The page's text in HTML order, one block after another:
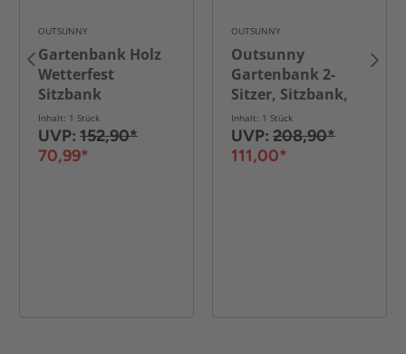
OUTSUNNY
Gartenbank Holz
Wetterfest
Sitzbank
Gartenmöbel
Rustikale Bank
Natur 98 x 50 x
Inhalt: 1 Stück
UVP: 152,90*
70,99*
OUTSUNNY
Outsunny
Gartenbank 2-
Sitzer, Sitzbank,
Parkbank mit
Rückenlehne,
Kaffee
Inhalt: 1 Stück
UVP: 208,90*
111,00*